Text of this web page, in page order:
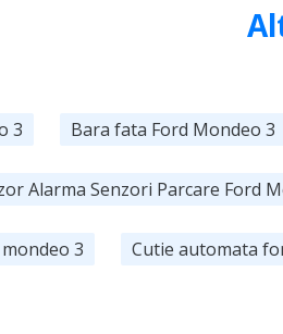
3 Bara fata Ford Mondeo 3
Alarma Senzori Parcare Ford
3 Cutie automata